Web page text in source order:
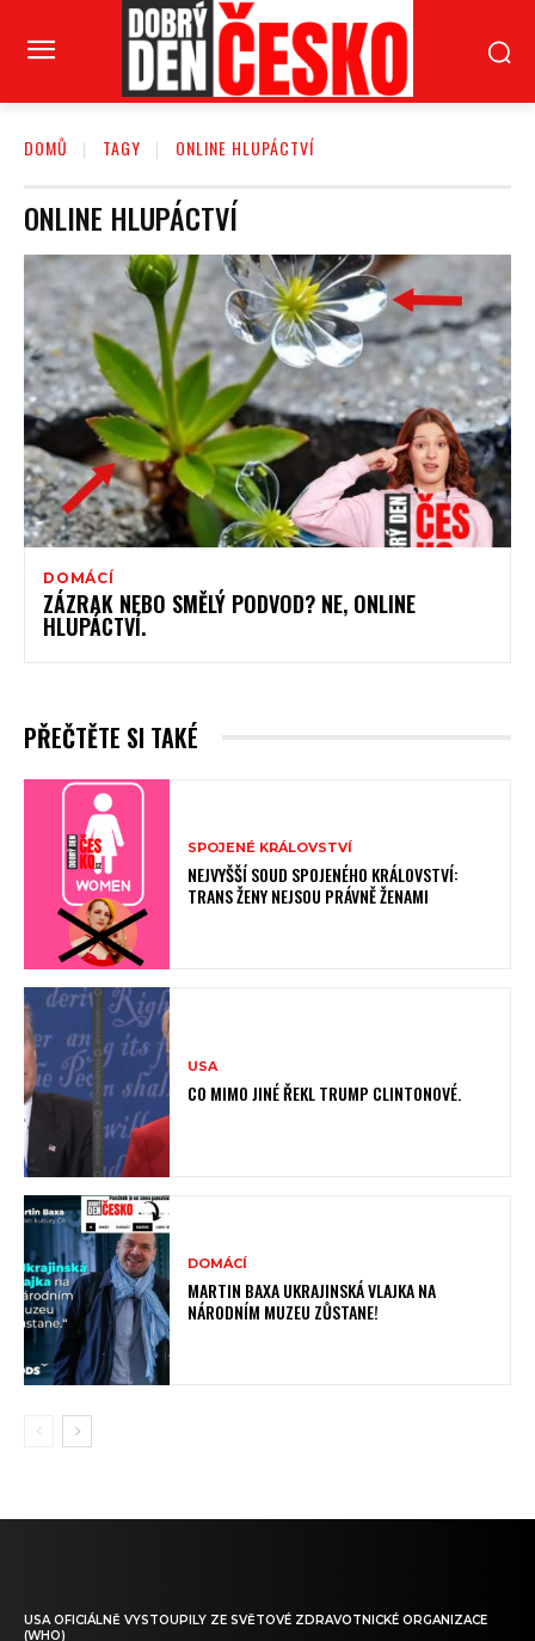
DOMŮ TAGY ONLINE HLUPÁCTVÍ
ONLINE HLUPÁCTVÍ
DOMÁCÍ
ZÁZRAK NEBO SMĚLÝ PODVOD? NE, ONLINE
HLUPÁCTVÍ.
PŘEČTĚTE SI TAKÉ
SPOJENÉ KRÁLOVSTVÍ
NEJVYŠŠÍ SOUD SPOJENÉHO KRÁLOVSTVÍ:
TRANS ŽENY NEJSOU PRÁVNĚ ŽENAMI
USA
CO MIMO JINÉ ŘEKL TRUMP CLINTONOVÉ.
DOMÁCÍ
MARTIN BAXA UKRAJINSKÁ VLAJKA NA
NÁRODNÍM MUZEU ZŮSTANE!
USA OFICIÁLNĚ VYSTOUPILY ZE SVĚTOVÉ ZDRAVOTNICKÉ ORGANIZACE
(WHO)